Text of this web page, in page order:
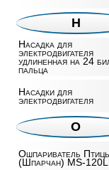
Н
Насадка для
электродвигателя
удлиненная на 24
пальца
Насадки для
электродвигателя
О
Ошпариватель
(Шпарчан) MS-120L